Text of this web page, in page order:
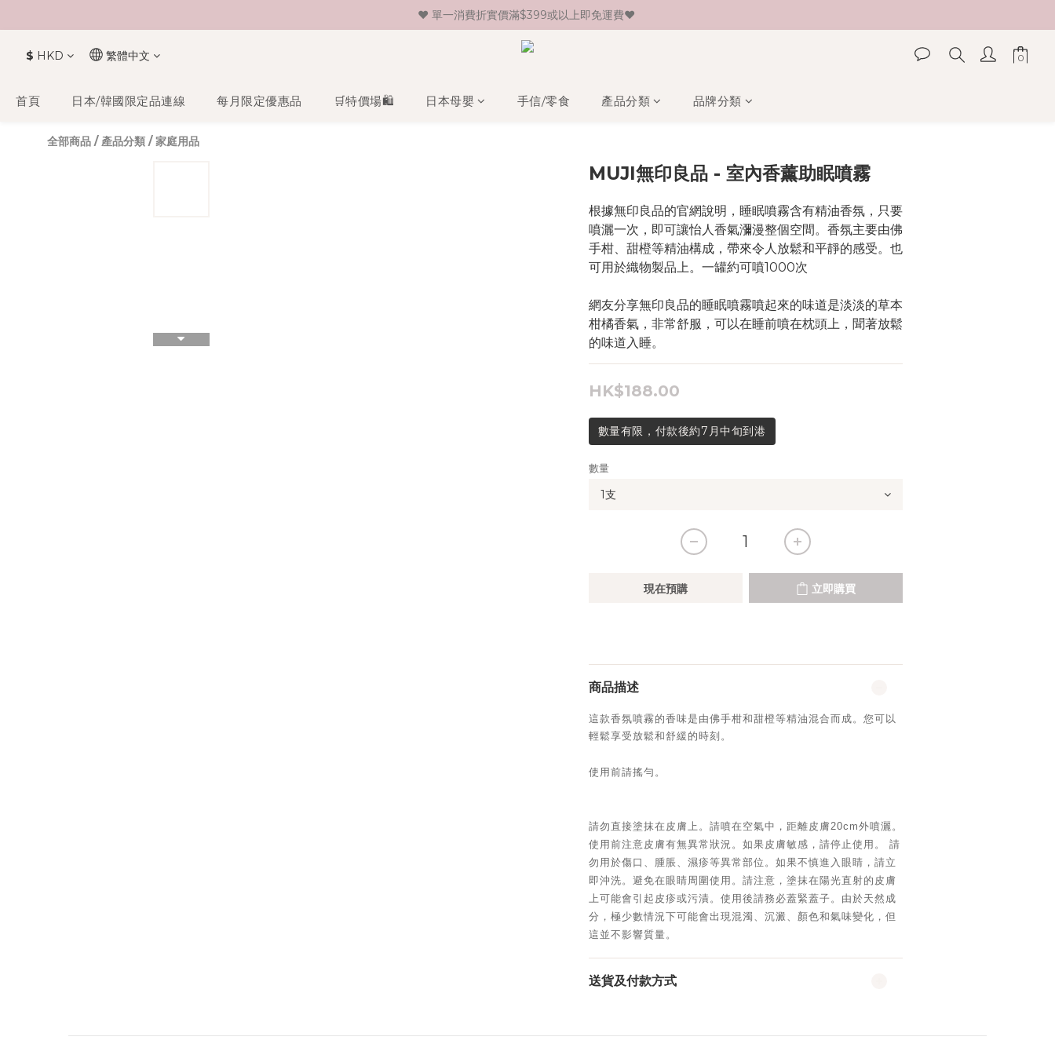
♥ 新會員登記即送HK$30 現金卷♥
♥ 單一消費折實價滿$399或以上即免運費♥
♥ 新會員登記即送HK$30 現金卷♥
$ HKD 繁體中文
首頁 日本/韓國限定品連線 每月限定優惠品 🛒特價場🛍️ 日本母嬰 手信/零食 產品分類 品牌分類
全部商品 / 產品分類 /家庭用品
MUJI無印良品 - 室內香薰助眠噴霧
根據無印良品的官網說明，睡眠噴霧含有精油香氛，只要
噴灑一次，即可讓怡人香氣瀰漫整個空間。香氛主要由佛
手柑、甜橙等精油構成，帶來令人放鬆和平靜的感受。也
可用於織物製品上。一罐約可噴1000次
網友分享無印良品的睡眠噴霧噴起來的味道是淡淡的草本
柑橘香氣，非常舒服，可以在睡前噴在枕頭上，聞著放鬆
的味道入睡。
HK$188.00
數量有限，付款後約7月中旬到港
數量
現在預購 立即購買
商品描述
這款香氛噴霧的香味是由佛手柑和甜橙等精油混合而成。您可以
輕鬆享受放鬆和舒緩的時刻。
使用前請搖勻。
請勿直接塗抹在皮膚上。請噴在空氣中，距離皮膚20cm外噴灑。
使用前注意皮膚有無異常狀況。如果皮膚敏感，請停止使用。 請
勿用於傷口、腫脹、濕疹等異常部位。如果不慎進入眼睛，請立
即沖洗。避免在眼睛周圍使用。請注意，塗抹在陽光直射的皮膚
上可能會引起皮疹或污漬。使用後請務必蓋緊蓋子。由於天然成
分，極少數情況下可能會出現混濁、沉澱、顏色和氣味變化，但
這並不影響質量。
送貨及付款方式